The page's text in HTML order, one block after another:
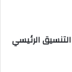
الرئيسي